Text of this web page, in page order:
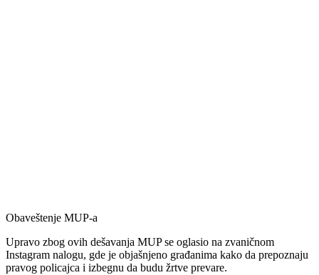
Obaveštenje MUP-a
Upravo zbog ovih dešavanja MUP se oglasio na zvaničnom
Instagram nalogu, gde je objašnjeno građanima kako da prepoznaju
pravog policajca i izbegnu da budu žrtve prevare.